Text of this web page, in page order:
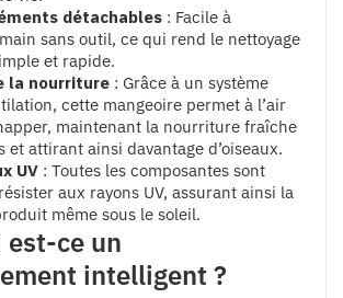
détachables : Facile à
sans outil, ce qui rend le nettoyage
et rapide.
la nourriture : Grâce à un système
cette mangeoire permet à l’air
maintenant la nourriture fraîche
et attirant ainsi davantage d’oiseaux.
UV : Toutes les composantes sont
aux rayons UV, assurant ainsi la
même sous le soleil.
est-ce un
intelligent ?